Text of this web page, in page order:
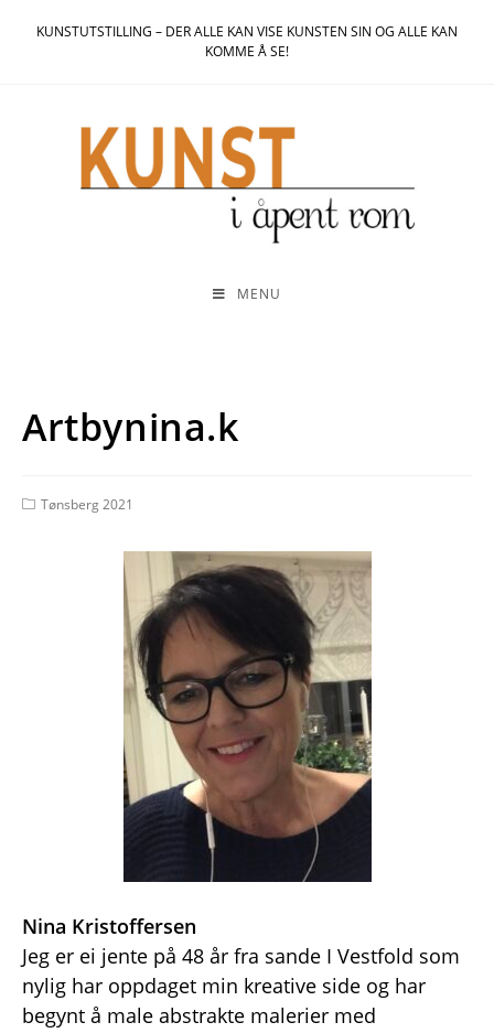
KUNSTUTSTILLING – DER ALLE KAN VISE KUNSTEN SIN OG ALLE KAN
KOMME Å SE!
MENU
Artbynina.k
Tønsberg 2021
Nina Kristoffersen
Jeg er ei jente på 48 år fra sande I Vestfold som
nylig har oppdaget min kreative side og har
begynt å male abstrakte malerier med